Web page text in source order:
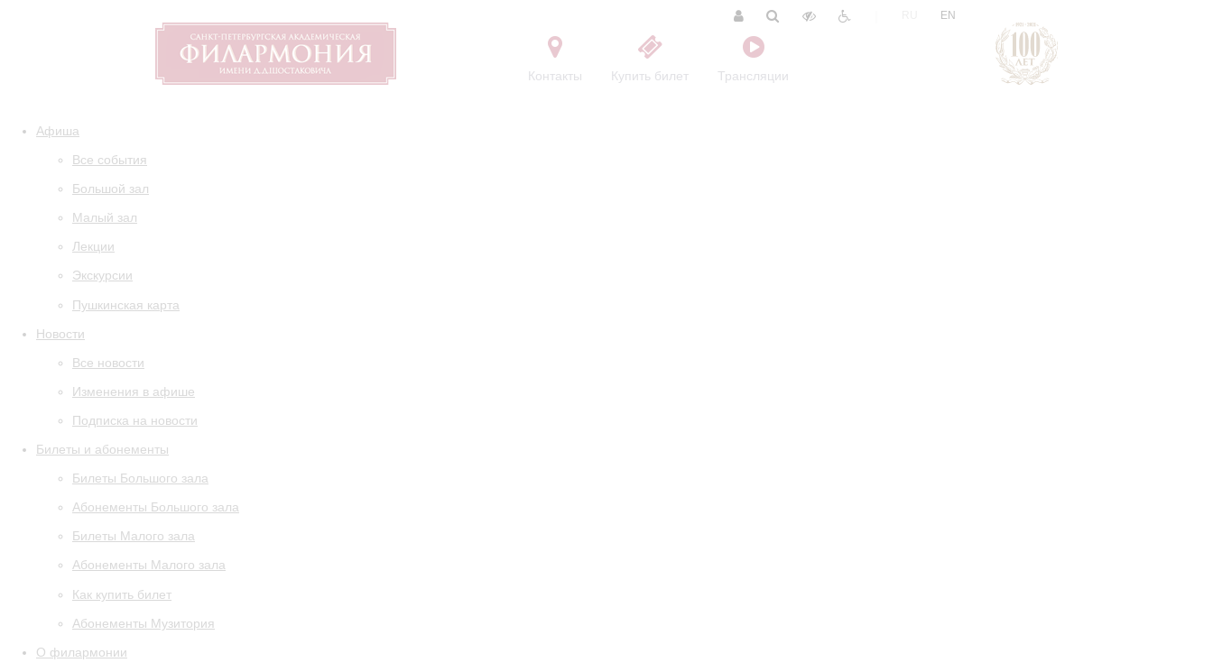
Контакты Купить билет Трансляции
EN
Афиша
Все события
Большой зал
Малый зал
Лекции
Экскурсии
Пушкинская карта
Новости
Все новости
Изменения в афише
Подписка на новости
Билеты и абонементы
Билеты Большого зала
Абонементы Большого зала
Билеты Малого зала
Абонементы Малого зала
Как купить билет
Абонементы Музитория
О филармонии